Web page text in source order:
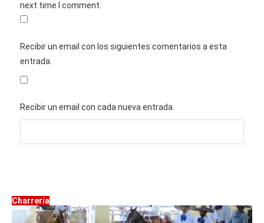
next time I comment.
Recibir un email con los siguientes comentarios a esta
entrada.
Recibir un email con cada nueva entrada.
Charrería